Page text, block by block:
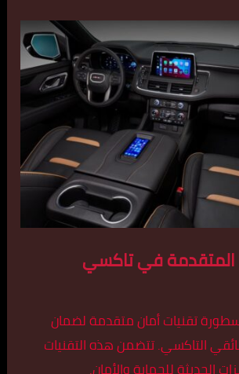
المتقدمة في تاكسي
تقنيات أمان متقدمة لضمان
التاكسي. تتضمن هذه التقنيات